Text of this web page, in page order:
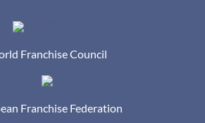
Franchise Council
Franchise Federation